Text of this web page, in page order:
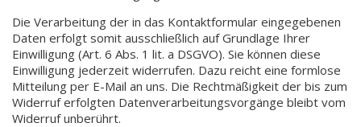
Die Verarbeitung der in das Kontaktformular eingegebenen
Daten erfolgt somit ausschließlich auf Grundlage Ihrer
Einwilligung (Art. 6 Abs. 1 lit. a DSGVO). Sie können diese
Einwilligung jederzeit widerrufen. Dazu reicht eine formlose
Mitteilung per E-Mail an uns. Die Rechtmäßigkeit der bis zum
Widerruf erfolgten Datenverarbeitungsvorgänge bleibt vom
Widerruf unberührt.